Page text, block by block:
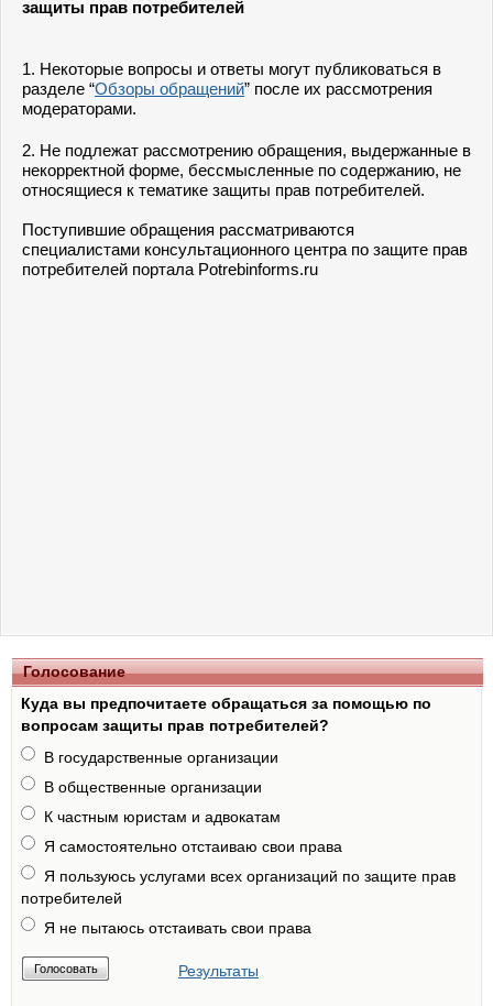
защиты прав потребителей
1. Некоторые вопросы и ответы могут публиковаться в
разделе “Обзоры обращений” после их рассмотрения
модераторами.
2. Не подлежат рассмотрению обращения, выдержанные в
некорректной форме, бессмысленные по содержанию, не
относящиеся к тематике защиты прав потребителей.
Поступившие обращения рассматриваются
специалистами консультационного центра по защите прав
потребителей портала Potrebinforms.ru
Голосование
Куда вы предпочитаете обращаться за помощью по
вопросам защиты прав потребителей?
В государственные организации
В общественные организации
К частным юристам и адвокатам
Я самостоятельно отстаиваю свои права
Я пользуюсь услугами всех организаций по защите прав
потребителей
Я не пытаюсь отстаивать свои права
Результаты